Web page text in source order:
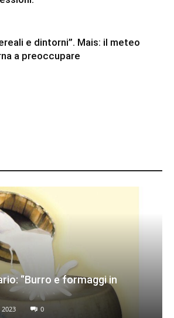
e dintorni”. Mais: il meteo
a preoccupare
“Burro e formaggi in
0